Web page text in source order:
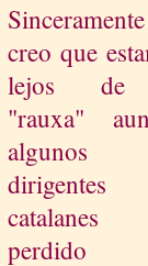
Sinceramente
creo que
lejos
"rauxa"
algunos
dirigentes
catalanes